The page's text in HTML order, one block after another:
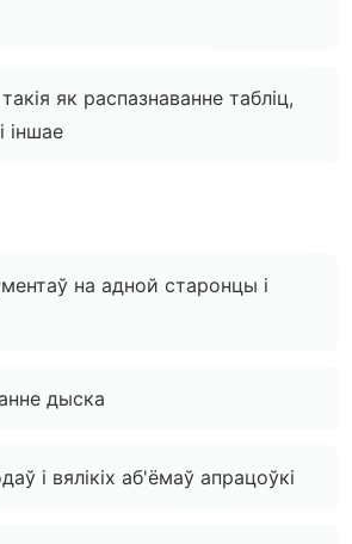
як распазнаванне табліц,
іншае
на адной старонцы і
дыска
і вялікіх аб'ёмаў апрацоўкі